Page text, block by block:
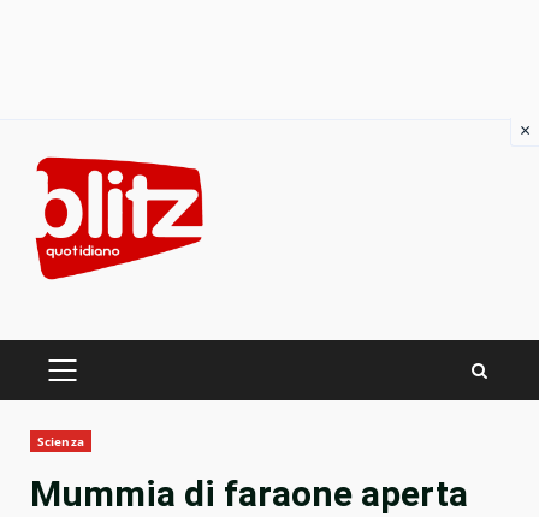
content
PRIMARY
Scienza
Mummia di faraone aperta
×